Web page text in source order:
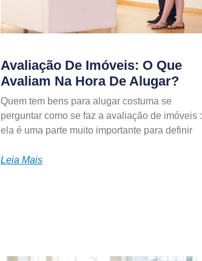
Avaliação De Imóveis: O Que
Avaliam Na Hora De Alugar?
Quem tem bens para alugar costuma se
perguntar como se faz a avaliação de imóveis :
ela é uma parte muito importante para definir
Leia Mais